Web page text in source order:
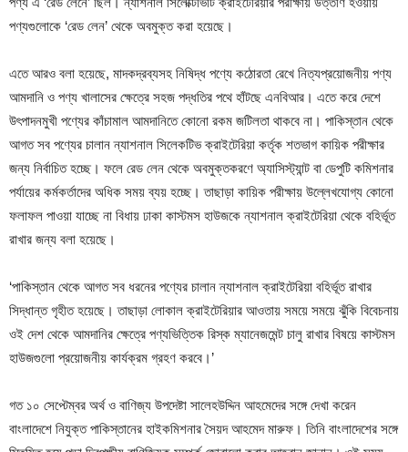
পণ্যগুলোকে ‘রেড লেন’ থেকে অবমুক্ত করা হয়েছে।
এতে আরও বলা হয়েছে, মাদকদ্রব্যসহ নিষিদ্ধ পণ্যে কঠোরতা রেখে নিত্যপ্রয়োজনীয় পণ্য
আমদানি ও পণ্য খালাসের ক্ষেত্রে সহজ পদ্ধতির পথে হাঁটছে এনবিআর। এতে করে দেশে
উৎপাদনমুখী পণ্যের কাঁচামাল আমদানিতে কোনো রকম জটিলতা থাকবে না। পাকিস্তান থেকে
আগত সব পণ্যের চালান ন্যাশনাল সিলেকটিভ ক্রাইটেরিয়া কর্তৃক শতভাগ কায়িক পরীক্ষার
জন্য নির্বাচিত হচ্ছে। ফলে রেড লেন থেকে অবমুক্তকরণে অ্যাসিস্ট্যান্ট বা ডেপুটি কমিশনার
পর্যায়ের কর্মকর্তাদের অধিক সময় ব্যয় হচ্ছে। তাছাড়া কায়িক পরীক্ষায় উল্লেখযোগ্য কোনো
ফলাফল পাওয়া যাচ্ছে না বিধায় ঢাকা কাস্টমস হাউজকে ন্যাশনাল ক্রাইটেরিয়া থেকে বহির্ভূত
রাখার জন্য বলা হয়েছে।
‘পাকিস্তান থেকে আগত সব ধরনের পণ্যের চালান ন্যাশনাল ক্রাইটেরিয়া বহির্ভূত রাখার
সিদ্ধান্ত গৃহীত হয়েছে। তাছাড়া লোকাল ক্রাইটেরিয়ার আওতায় সময়ে সময়ে ঝুঁকি বিবেচনায়
ওই দেশ থেকে আমদানির ক্ষেত্রে পণ্যভিত্তিক রিস্ক ম্যানেজমেন্ট চালু রাখার বিষয়ে কাস্টমস
হাউজগুলো প্রয়োজনীয় কার্যক্রম গ্রহণ করবে।’
গত ১০ সেপ্টেম্বর অর্থ ও বাণিজ্য উপদেষ্টা সালেহউদ্দিন আহমেদের সঙ্গে দেখা করেন
বাংলাদেশে নিযুক্ত পাকিস্তানের হাইকমিশনার সৈয়দ আহমেদ মারুফ। তিনি বাংলাদেশের সঙ্গে